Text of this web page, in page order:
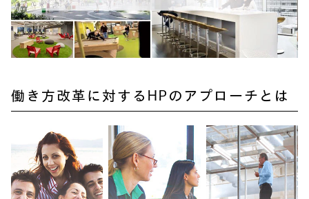
働き方改革に対するHPのアプローチとは